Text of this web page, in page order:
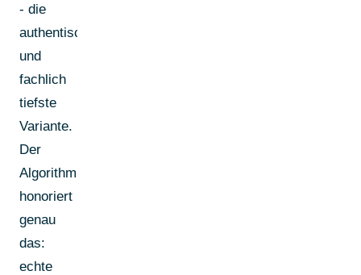
- die
authentischste
und
fachlich
tiefste
Variante.
Der
Algorithmus
honoriert
genau
das:
echte